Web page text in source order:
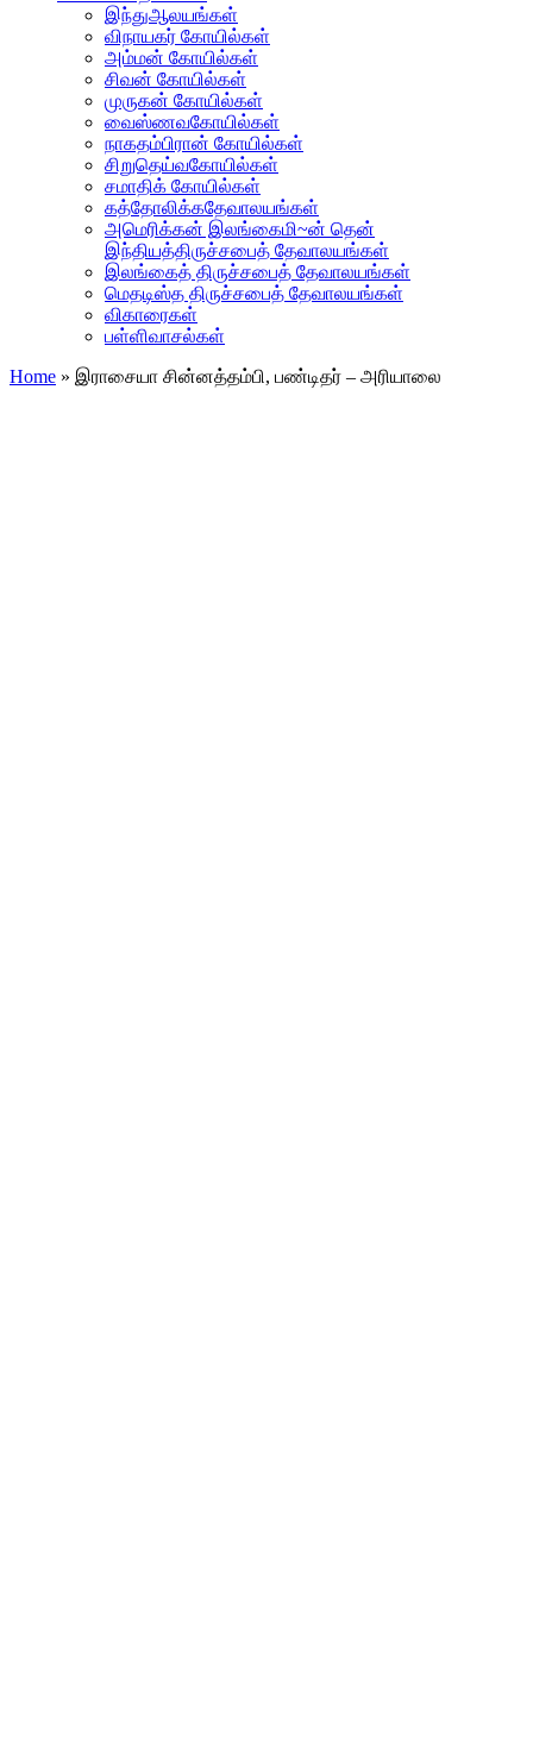
இந்துஆலயங்கள்
விநாயகர் கோயில்கள்
அம்மன் கோயில்கள்
சிவன் கோயில்கள்
முருகன் கோயில்கள்
வைஸ்ணவகோயில்கள்
நாகதம்பிரான் கோயில்கள்
சிறுதெய்வகோயில்கள்
சமாதிக் கோயில்கள்
கத்தோலிக்கதேவாலயங்கள்
அமெரிக்கன் இலங்கைமி~ன் தென்
இந்தியத்திருச்சபைத் தேவாலயங்கள்
இலங்கைத் திருச்சபைத் தேவாலயங்கள்
மெதடிஸ்த திருச்சபைத் தேவாலயங்கள்
விகாரைகள்
பள்ளிவாசல்கள்
Home » இராசையா சின்னத்தம்பி, பண்டிதர் – அரியாலை